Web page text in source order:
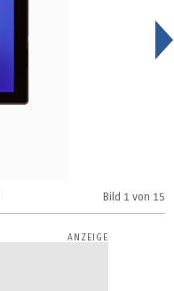
Bild 1 von 15